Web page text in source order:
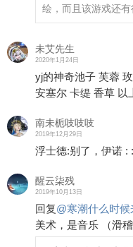
绘，而且该游戏还有
未艾先生
2020年1月24日
yj的神奇池子 芙蓉
安塞尔 卡缇 香草 以
南未栀吱吱吱
2019年12月29日
浮士德:别了，伊诺 :
醒云柒残
2019年10月13日
回复@寒潮什么时候
美术，是音乐 （滑稽